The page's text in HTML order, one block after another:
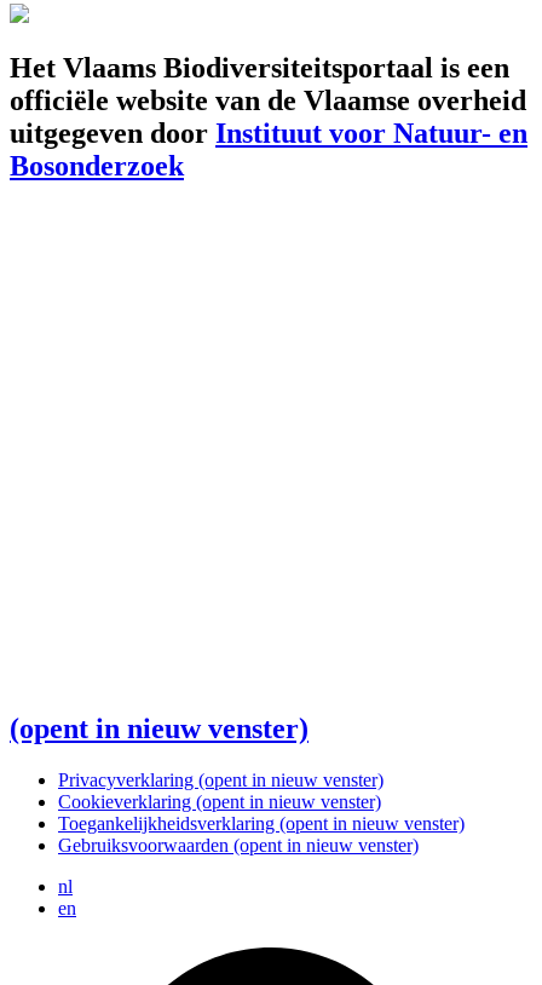
Het Vlaams Biodiversiteitsportaal is een
officiële website van de Vlaamse overheid
uitgegeven door Instituut voor Natuur- en
Bosonderzoek
(opent in nieuw venster)
Privacyverklaring (opent in nieuw venster)
Cookieverklaring (opent in nieuw venster)
Toegankelijkheidsverklaring (opent in nieuw venster)
Gebruiksvoorwaarden (opent in nieuw venster)
nl
en